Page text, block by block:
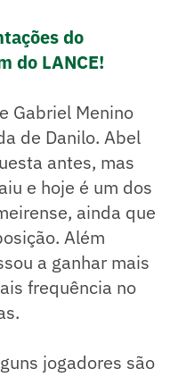
do
do LANCE!
Gabriel Menino
de Danilo. Abel
antes, mas
e hoje é um dos
ainda que
Além
a ganhar mais
frequência no
jogadores são